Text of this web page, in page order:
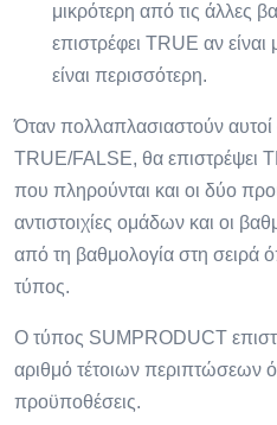
μικρότερη από τις άλλες
επιστρέφει TRUE αν
είναι περισσότερη.
Όταν πολλαπλασιαστούν αυτοί
TRUE/FALSE, θα επιστρέψει
που πληρούνται και οι δύο
αντιστοιχίες ομάδων και οι
από τη βαθμολογία στη σειρά
τύπος.
Ο τύπος SUMPRODUCT
αριθμό τέτοιων περιπτώσεων
προϋποθέσεις.